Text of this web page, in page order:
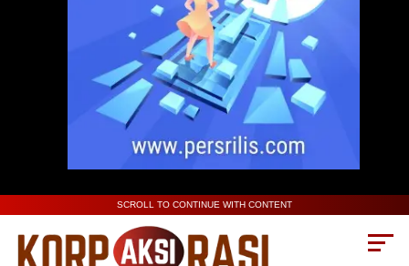
SCROLL TO CONTINUE WITH CONTENT